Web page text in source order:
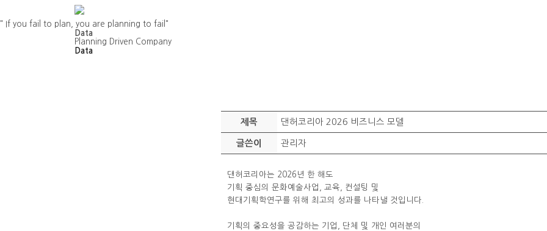
" If you fail to plan, you are planning to fail"
Data
Planning Driven Company
Data
제목 댄허코리아 2026 비즈니스 모델
글쓴이 관리자
댄허코리아는 2026년 한 해도
기획 중심의 문화예술사업, 교육, 컨설팅 및
현대기획학연구를 위해 최고의 성과를 나타낼 것입니다.
기획의 중요성을 공감하는 기업, 단체 및 개인 여러분의